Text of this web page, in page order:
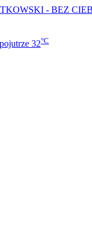
- BEZ
pojutrze 32°C